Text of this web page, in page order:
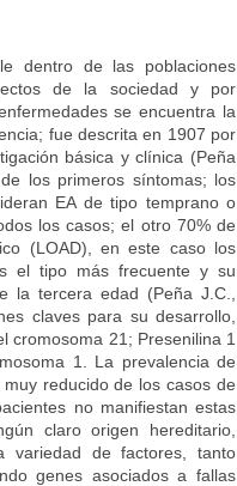
dentro de las poblaciones
de la sociedad y por
se encuentra la
fue descrita en 1907 por
básica y clínica (Peña
los primeros síntomas; los
EA de tipo temprano o
los casos; el otro 70% de
(LOAD), en este caso los
el tipo más frecuente y su
la tercera edad (Peña J.C.,
claves para su desarrollo,
cromosoma 21; Presenilina 1
1. La prevalencia de
reducido de los casos de
no manifiestan estas
claro origen hereditario,
variedad de factores, tanto
genes asociados a fallas